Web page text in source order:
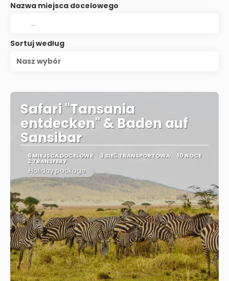
Nazwa miejsca docelowego
Sortuj według
Nasz wybór
Safari "Tansania
entdecken" & Baden auf
Sansibar
6 MIEJSCA DOCELOWE 3 SIEĆ TRANSPORTOWA 10 NOCE
2 TRANSFERY
Holiday package